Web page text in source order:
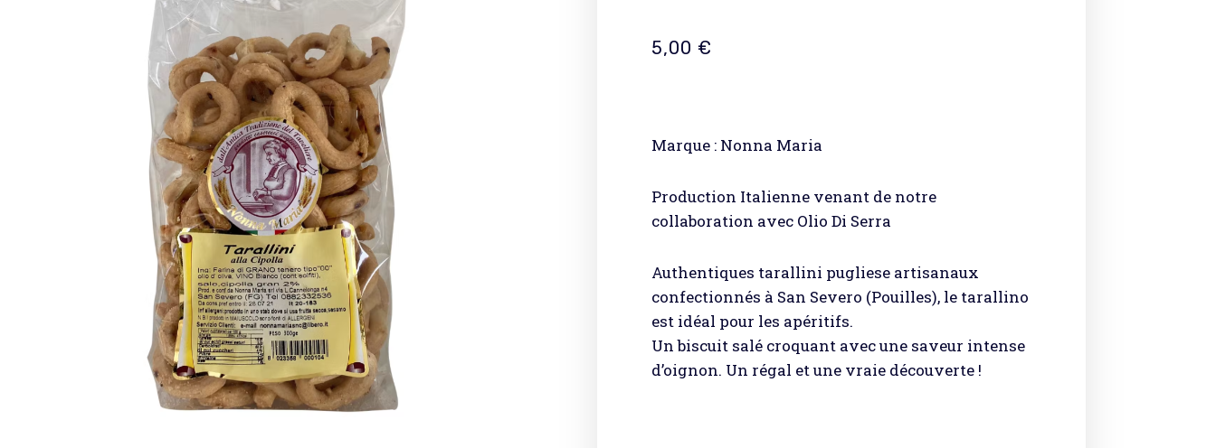
5,00 €
Marque : Nonna Maria
Production Italienne venant de notre
collaboration avec Olio Di Serra
Authentiques tarallini pugliese artisanaux
confectionnés à San Severo (Pouilles), le tarallino
est idéal pour les apéritifs.
Un biscuit salé croquant avec une saveur intense
d’oignon. Un régal et une vraie découverte !